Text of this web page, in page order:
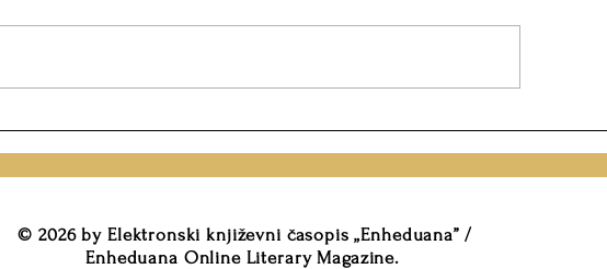
Сава и лековита вода
и обичаји
© 2026 by Elektronski književni časopis „Enheduana” /
Enheduana Online Literary Magazine.